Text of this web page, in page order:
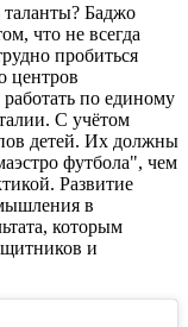
таланты? Баджо
что не всегда
пробиться
центров
по единому
С учётом
детей. Их должны
футбола", чем
Развитие
в
которым
и